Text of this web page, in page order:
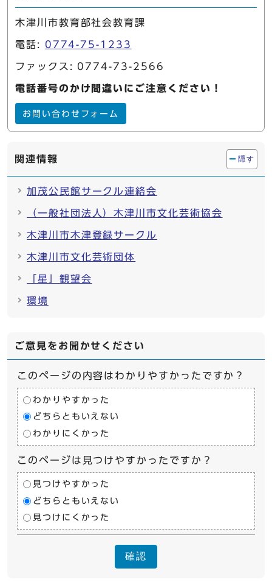
木津川市教育部社会教育課
電話: 0774-75-1233
ファックス: 0774-73-2566
電話番号のかけ間違いにご注意ください！
お問い合わせフォーム
関連情報 隠す
加茂公民館サークル連絡会
（一般社団法人）木津川市文化芸術協会
木津川市木津登録サークル
木津川市文化芸術団体
「星」観望会
環境
ご意見をお聞かせください
このページの内容はわかりやすかったですか？
わかりやすかった
どちらともいえない
わかりにくかった
このページは見つけやすかったですか？
見つけやすかった
どちらともいえない
見つけにくかった
確認